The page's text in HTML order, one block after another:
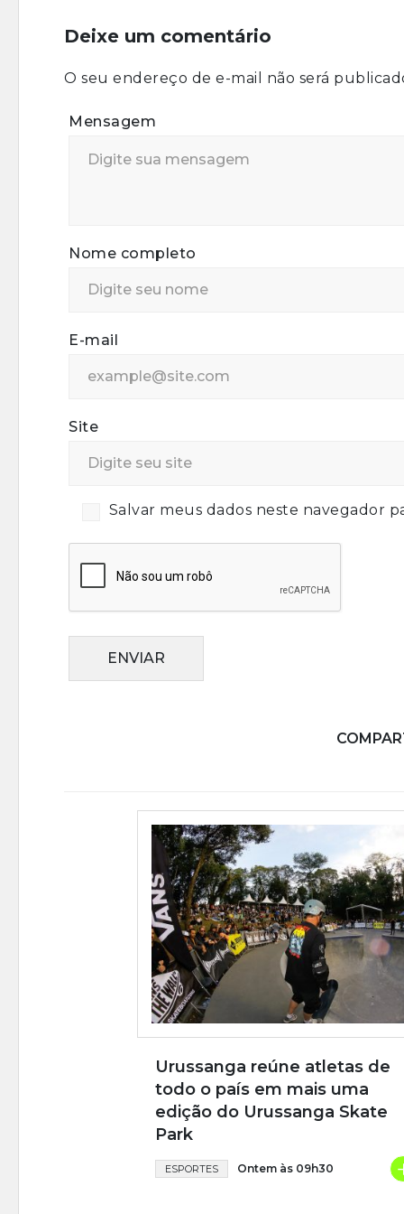
Deixe um comentário
O seu endereço de e-mail não será
Mensagem
Nome completo
E-mail
Site
Salvar meus dados neste navegador
ENVIAR
Urussanga reúne atletas de
todo o país em mais uma
edição do Urussanga Skate
Park
ESPORTES Ontem às 09h30